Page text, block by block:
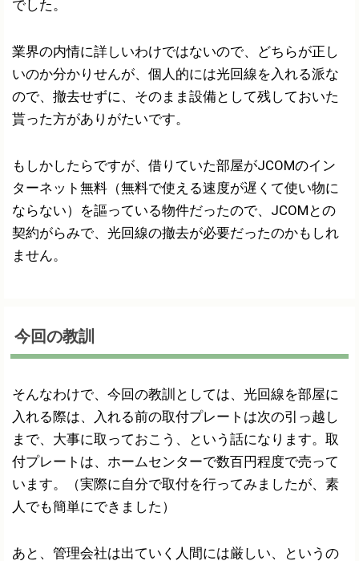
でした。
業界の内情に詳しいわけではないので、どちらが正し
いのか分かりせんが、個人的には光回線を入れる派な
ので、撤去せずに、そのまま設備として残しておいた
貰った方がありがたいです。
もしかしたらですが、借りていた部屋がJCOMのイン
ターネット無料（無料で使える速度が遅くて使い物に
ならない）を謳っている物件だったので、JCOMとの
契約がらみで、光回線の撤去が必要だったのかもしれ
ません。
今回の教訓
そんなわけで、今回の教訓としては、光回線を部屋に
入れる際は、入れる前の取付プレートは次の引っ越し
まで、大事に取っておこう、という話になります。取
付プレートは、ホームセンターで数百円程度で売って
います。（実際に自分で取付を行ってみましたが、素
人でも簡単にできました）
あと、管理会社は出ていく人間には厳しい、というの